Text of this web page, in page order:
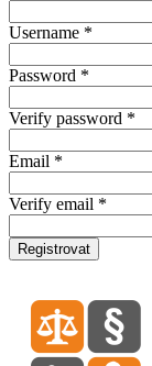
Username *
Password *
Verify password *
Email *
Verify email *
Registrovat